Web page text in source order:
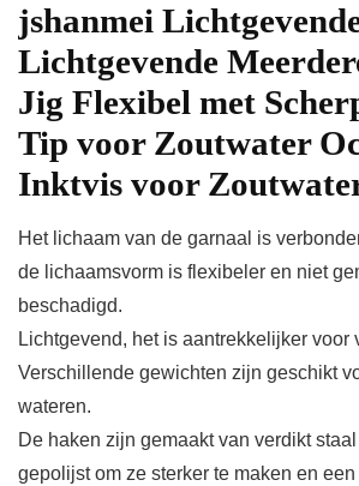
jshanmei
Lichtgevende
Jig Flexibel met
Tip voor Zoutwater
Inktvis voor
Het lichaam van de garnaal is
de lichaamsvorm is flexibeler en niet
beschadigd.
Lichtgevend, het is aantrekkelijker voor
Verschillende gewichten zijn geschikt
wateren.
De haken zijn gemaakt van verdikt
gepolijst om ze sterker te maken en